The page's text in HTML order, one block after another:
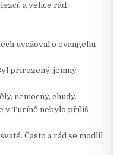
a velice rád
uvažoval o evangeliu
přirozený, jemný,
nemocný, chudý.
v Turíně nebylo příliš
Často a rád se modlil